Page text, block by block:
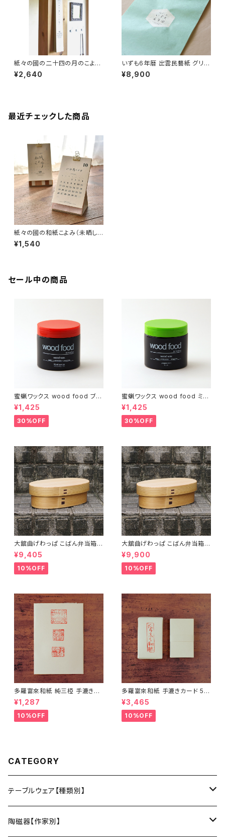
紙々の國の二十四の月のこよみ
2026年（令和8年） 2/4立春は
じまり【出雲民藝紙使用】【短冊
¥2,640
いずも6年暦 出雲民藝紙 グリー
ン/イエロー/ブルー/ピンク【4月
はじまりカレンダー】【2026
¥8,900
最近チェックした商品
紙々の國の和紙こよみ（未晒し
白） 出雲民藝紙使用【2020年
度】【卓上カレンダー】
¥1,540
セール中の商品
蜜蝋ワックス wood food ブラ
ッドオレンジ【DIY】【木工】【ギフ
ト プレゼント】【父の日 お誕生
日】
¥1,425
30%OFF
蜜蝋ワックス wood food ミン
ト【DIY】【木工】【ギフト プレゼン
ト】【父の日 お誕生日】
¥1,425
30%OFF
大舘曲げわっぱ こばん弁当箱
（小） りょうび庵 秋田県大舘市
【伝統的工芸品】【民藝品】【ギフ
ト プレゼント】【父の日 お誕生
日】
¥9,405
10%OFF
大舘曲げわっぱ こばん弁当箱
（中） りょうび庵 秋田県大舘市
【伝統的工芸品】【民藝品】【ギフ
ト プレゼント】【父の日 お誕生
日】
¥9,900
10%OFF
多羅富來和紙 純三椏 手漉き便
箋 10枚入り【伊予和紙】【愛媛県
四国中央市】【伝統工芸品】【民
藝品】【ギフト プレゼント】【父の
日 お誕生日】
¥1,287
10%OFF
多羅富來和紙 手漉きカード 50
枚入り【伊予和紙】【愛媛県四国
中央市】【伝統工芸品】【民藝品】
【ギフト プレゼント】【父の日 お
誕生日】
¥3,465
10%OFF
CATEGORY
テーブルウェア【種類別】
お皿
陶磁器【作家別】